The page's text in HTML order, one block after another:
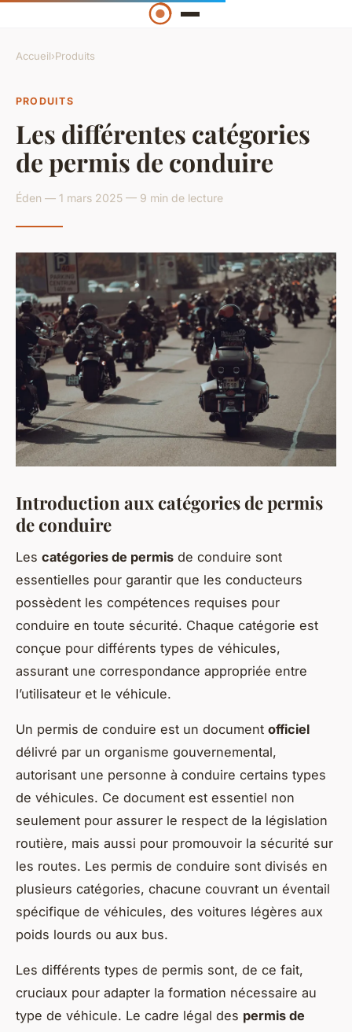
Accueil›Produits
PRODUITS
Les différentes catégories
de permis de conduire
Éden — 1 mars 2025 — 9 min de lecture
Introduction aux catégories de permis
de conduire
Les catégories de permis de conduire sont
essentielles pour garantir que les conducteurs
possèdent les compétences requises pour
conduire en toute sécurité. Chaque catégorie est
conçue pour différents types de véhicules,
assurant une correspondance appropriée entre
l’utilisateur et le véhicule.
Un permis de conduire est un document officiel
délivré par un organisme gouvernemental,
autorisant une personne à conduire certains types
de véhicules. Ce document est essentiel non
seulement pour assurer le respect de la législation
routière, mais aussi pour promouvoir la sécurité sur
les routes. Les permis de conduire sont divisés en
plusieurs catégories, chacune couvrant un éventail
spécifique de véhicules, des voitures légères aux
poids lourds ou aux bus.
Les différents types de permis sont, de ce fait,
cruciaux pour adapter la formation nécessaire au
type de véhicule. Le cadre légal des permis de